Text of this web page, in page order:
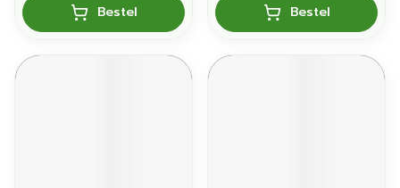
Bestel Bestel